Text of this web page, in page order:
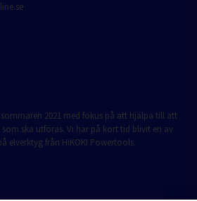
sommaren 2021 med fokus på att hjälpa till att
ska utföras. Vi har på kort tid blivit en av
elverktyg från HiKOKI Powertools.